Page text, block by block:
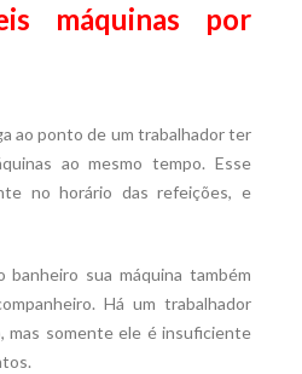
máquinas por
ao ponto de um trabalhador ter
ao mesmo tempo. Esse
no horário das refeições, e
banheiro sua máquina também
Há um trabalhador
mas somente ele é insuficiente